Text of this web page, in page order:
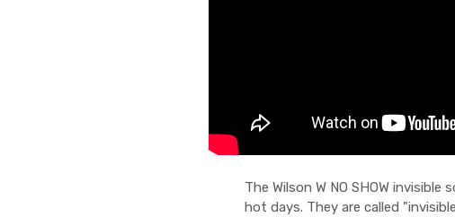
The Wilson W NO SHOW
hot days. They are called